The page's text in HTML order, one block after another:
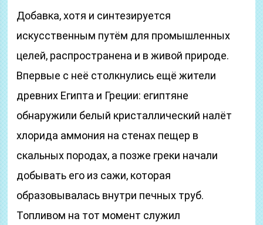
Добавка, хотя и синтезируется
искусственным путём для промышленных
целей, распространена и в живой природе.
Впервые с неё столкнулись ещё жители
древних Египта и Греции: египтяне
обнаружили белый кристаллический налёт
хлорида аммония на стенах пещер в
скальных породах, а позже греки начали
добывать его из сажи, которая
образовывалась внутри печных труб.
Топливом на тот момент служил